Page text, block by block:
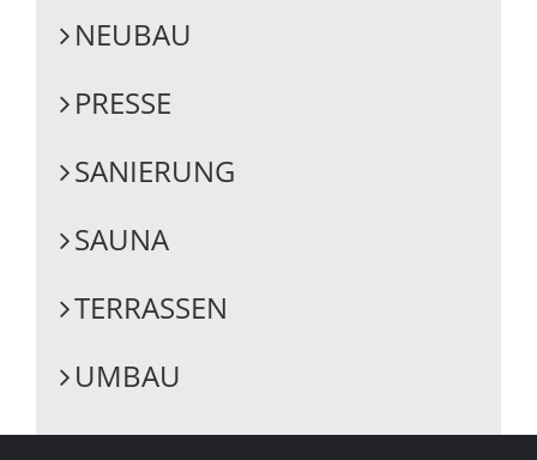
NEUBAU
PRESSE
SANIERUNG
SAUNA
TERRASSEN
UMBAU